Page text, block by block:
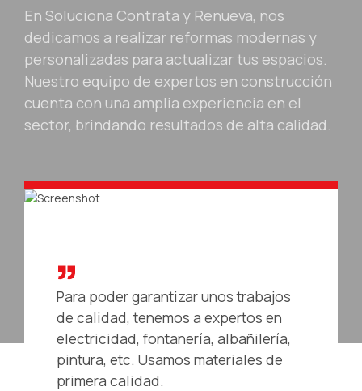
En Soluciona Contrata y Renueva, nos
dedicamos a realizar reformas modernas y
personalizadas para actualizar tus espacios.
Nuestro equipo de expertos en construcción
cuenta con una amplia experiencia en el
sector, brindando resultados de alta calidad.
Para poder garantizar unos trabajos
de calidad, tenemos a expertos en
electricidad, fontanería, albañilería,
pintura, etc. Usamos materiales de
primera calidad.